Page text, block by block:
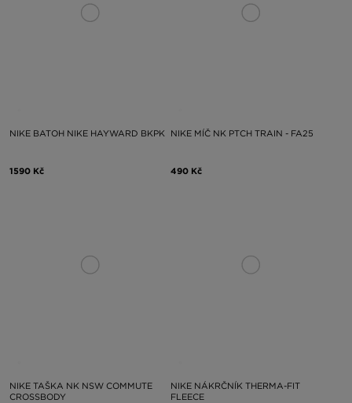
NIKE BATOH NIKE HAYWARD BKPK
1590 Kč
NIKE MÍČ NK PTCH TRAIN - FA25
490 Kč
NIKE TAŠKA NK NSW COMMUTE
CROSSBODY
NIKE NÁKRČNÍK THERMA-FIT
FLEECE